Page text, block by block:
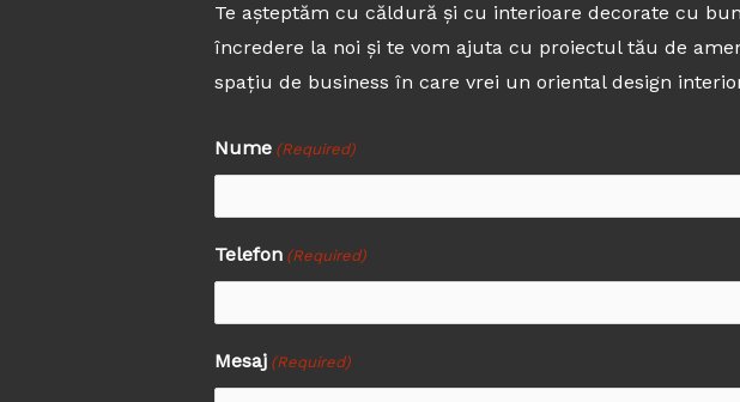
Te așteptăm cu căldură și cu interioare decorate cu
încredere la noi și te vom ajuta cu proiectul tău de
spațiu de business în care vrei un oriental design
Nume (Required)
First
Telefon (Required)
Mesaj (Required)